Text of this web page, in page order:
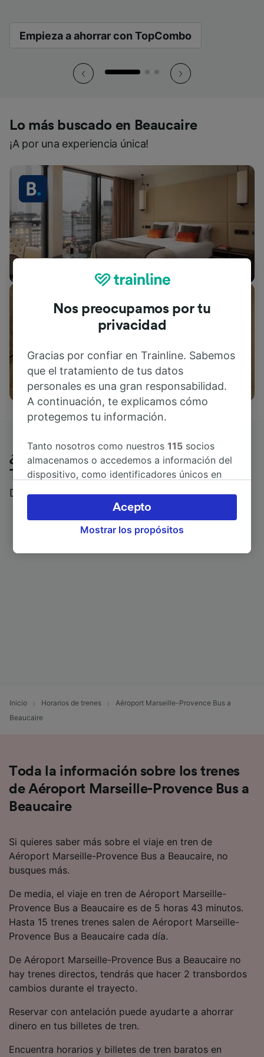
Empieza a ahorrar con TopCombo
Empieza a ahorrar con TopCombo
Empieza a ahorrar con TopCombo
Lo más buscado en Beaucaire
¡A por una experiencia única!
Actividades
¿Qué piensan nuestros clientes de
Trainline?
Descubre reseñas reales de nuestros viajeros
Inicio Horarios de trenes
Aéroport Marseille-Provence Bus a
Beaucaire
Toda la información sobre los trenes
de Aéroport Marseille-Provence Bus a
Beaucaire
Si quieres saber más sobre el viaje en tren de
Aéroport Marseille-Provence Bus a Beaucaire, no
busques más.
De media, el viaje en tren de Aéroport Marseille-
Provence Bus a Beaucaire es de 5 horas 43 minutos.
Hasta 15 trenes trenes salen de Aéroport Marseille-
Provence Bus a Beaucaire cada día.
De Aéroport Marseille-Provence Bus a Beaucaire no
hay trenes directos, tendrás que hacer 2 transbordos
cambios durante el trayecto.
Reservar con antelación puede ayudarte a ahorrar
dinero en tus billetes de tren.
Encuentra horarios y billetes de tren baratos en
Nos preocupamos por tu
privacidad
Gracias por confiar en Trainline. Sabemos
que el tratamiento de tus datos
personales es una gran responsabilidad.
A continuación, te explicamos cómo
protegemos tu información.
Tanto nosotros como nuestros115 socios
almacenamos o accedemos a información del
dispositivo, como identificadores únicos en
Puedes aceptar o administrar tus preferencias
haciendo clic abajo, incluido el derecho de
oposición en función de tu interés legítimo o,
identificación. Almacenar la información en un
dispositivo y/o acceder a ella. Publicidad y
Lista de asociados (proveedores)
Mostrar los propósitos
Acepto